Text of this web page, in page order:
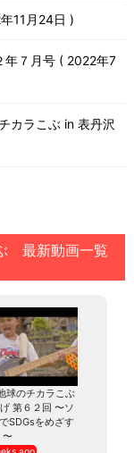
11月24日
年７月号
2022年7
カラこぶ in 表丹沢
最新動画一覧
球のチカラこぶ
第６２回 〜ソ
SDGsをめざす
〜